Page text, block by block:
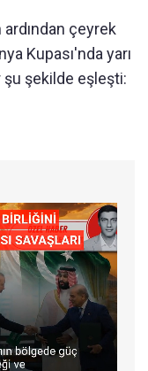
çeyrek
Kupası'nda yarı
şekilde eşleşti: